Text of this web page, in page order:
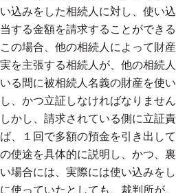
い込みをした相続人に対し、使い
当する金額を請求することができ
この場合、他の相続人によって財
実を主張する相続人が、他の相続
いる間に被相続人名義の財産を使
し、かつ立証しなければなりません
しかし、請求されている側に立証
ば、１回で多額の預金を引き出し
の使途を具体的に説明し、かつ、
い場合には、実際には使い込みを
に使っていたとしても、裁判所が